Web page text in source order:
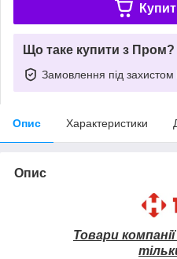
Що таке купити з Пром?
Замовлення під захистом
Опис Характеристики
Опис
Товари компанії